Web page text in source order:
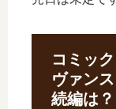
コミッ
ヴァン
続編は？